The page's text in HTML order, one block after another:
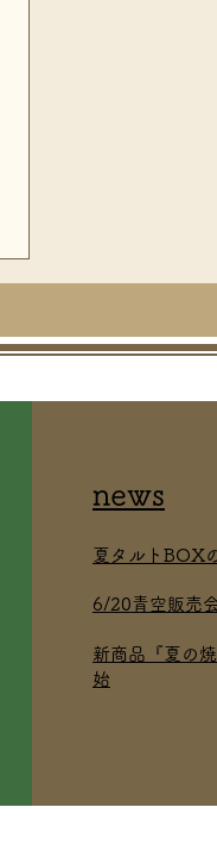
news
夏タルトBOX
6/20青空販売
新商品『夏の
始